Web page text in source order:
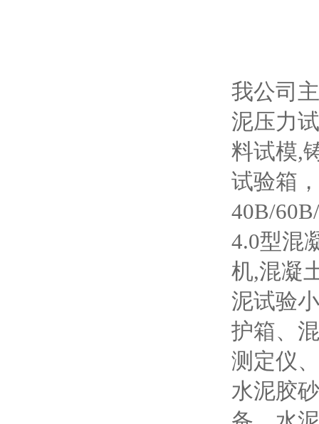
我公司
泥压力
料试模,
试验箱
40B/
4.0型混
机,混凝
泥试验
护箱、
测定仪
水泥胶